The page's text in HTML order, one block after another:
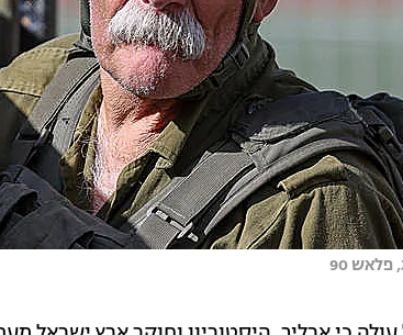
90